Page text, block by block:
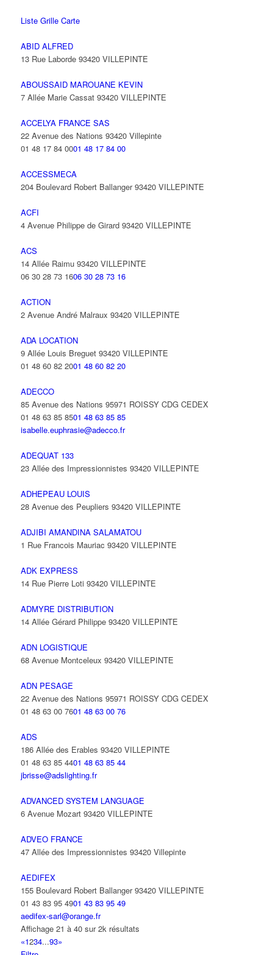
Liste Grille Carte
ABID ALFRED
13 Rue Laborde 93420 VILLEPINTE
ABOUSSAID MAROUANE KEVIN
7 Allée Marie Cassat 93420 VILLEPINTE
ACCELYA FRANCE SAS
22 Avenue des Nations 93420 Villepinte
01 48 17 84 0001 48 17 84 00
ACCESSMECA
204 Boulevard Robert Ballanger 93420 VILLEPINTE
ACFI
4 Avenue Philippe de Girard 93420 VILLEPINTE
ACS
14 Allée Raimu 93420 VILLEPINTE
06 30 28 73 1606 30 28 73 16
ACTION
2 Avenue André Malraux 93420 VILLEPINTE
ADA LOCATION
9 Allée Louis Breguet 93420 VILLEPINTE
01 48 60 82 2001 48 60 82 20
ADECCO
85 Avenue des Nations 95971 ROISSY CDG CEDEX
01 48 63 85 8501 48 63 85 85
isabelle.euphrasie@adecco.fr
ADEQUAT 133
23 Allée des Impressionnistes 93420 VILLEPINTE
ADHEPEAU LOUIS
28 Avenue des Peupliers 93420 VILLEPINTE
ADJIBI AMANDINA SALAMATOU
1 Rue Francois Mauriac 93420 VILLEPINTE
ADK EXPRESS
14 Rue Pierre Loti 93420 VILLEPINTE
ADMYRE DISTRIBUTION
14 Allée Gérard Philippe 93420 VILLEPINTE
ADN LOGISTIQUE
68 Avenue Montceleux 93420 VILLEPINTE
ADN PESAGE
22 Avenue des Nations 95971 ROISSY CDG CEDEX
01 48 63 00 7601 48 63 00 76
ADS
186 Allée des Erables 93420 VILLEPINTE
01 48 63 85 4401 48 63 85 44
jbrisse@adslighting.fr
ADVANCED SYSTEM LANGUAGE
6 Avenue Mozart 93420 VILLEPINTE
ADVEO FRANCE
47 Allée des Impressionnistes 93420 Villepinte
AEDIFEX
155 Boulevard Robert Ballanger 93420 VILLEPINTE
01 43 83 95 4901 43 83 95 49
aedifex-sarl@orange.fr
Affichage 21 à 40 sur 2k résultats
«1234...93»